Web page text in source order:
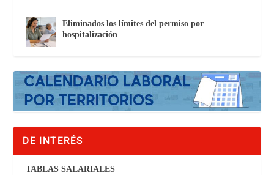
Eliminados los límites del permiso por
hospitalización
DE INTERÉS
TABLAS SALARIALES